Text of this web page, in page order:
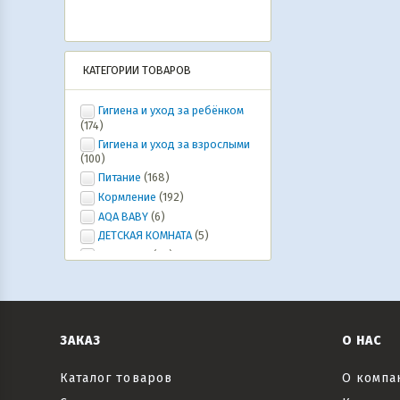
КАТЕГОРИИ ТОВАРОВ
Гигиена и уход за ребёнком
(174)
Гигиена и уход за взрослыми
(100)
Питание (168)
Кормление (192)
AQA BABY (6)
ДЕТСКАЯ КОМНАТА (5)
(20)
кенгуру
Текстиль (6)
ЗАКАЗ
Каталог товаров
О НАС
О